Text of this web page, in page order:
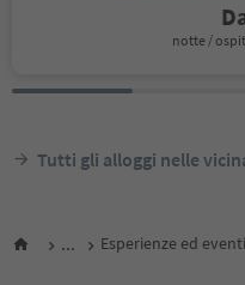
notte /
Tutti gli alloggi nelle
... Esperienze ed eventi